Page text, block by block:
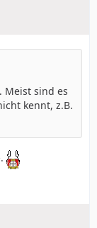
Meist sind es
kennt, z.B.